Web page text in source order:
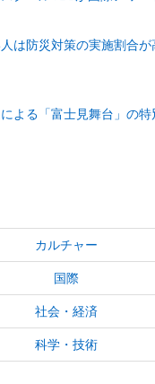
は防災対策の実施割合
よる「富士見舞台」の
カルチャー
国際
社会・経済
科学・技術